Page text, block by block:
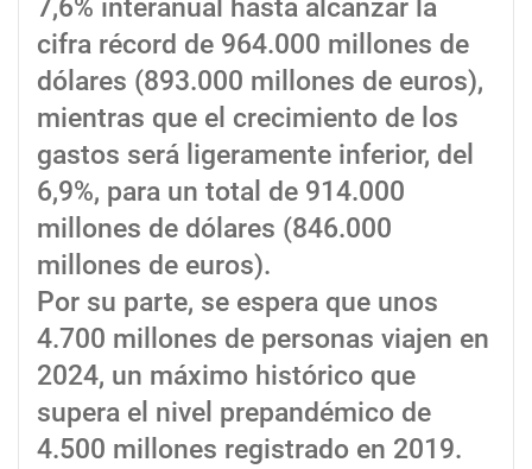
7,6% interanual hasta alcanzar la
cifra récord de 964.000 millones de
dólares (893.000 millones de euros),
mientras que el crecimiento de los
gastos será ligeramente inferior, del
6,9%, para un total de 914.000
millones de dólares (846.000
millones de euros).
Por su parte, se espera que unos
4.700 millones de personas viajen en
2024, un máximo histórico que
supera el nivel prepandémico de
4.500 millones registrado en 2019.